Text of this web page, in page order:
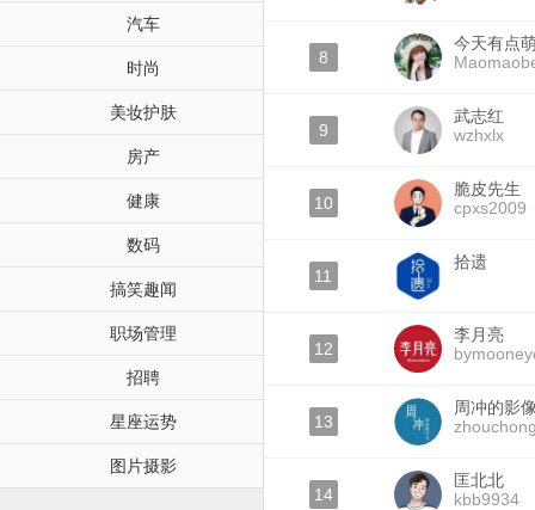
汽车
时尚
美妆护肤
房产
健康
数码
搞笑趣闻
职场管理
招聘
星座运势
图片摄影
8
今天有点
9
武志红
wzhxlx
10
脆皮先生
cpxs2009
11
拾遗
12
李月亮
13
周冲的影
14
匡北北
kbb9934